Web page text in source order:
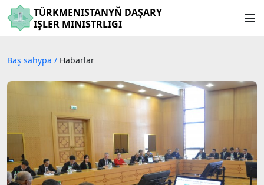
TÜRKMENISTANYŇ DAŞARY
IŞLER MINISTRLIGI
Baş sahypa / Habarlar